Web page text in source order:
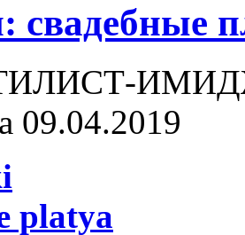
свадебные
09.04.2019